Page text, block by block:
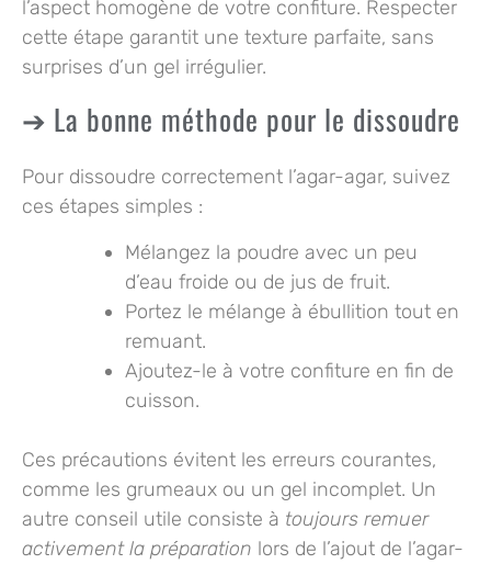
l’aspect homogène de votre confiture. Respecter
cette étape garantit une texture parfaite, sans
surprises d’un gel irrégulier.
La bonne méthode pour le dissoudre
Pour dissoudre correctement l’agar-agar, suivez
ces étapes simples :
Mélangez la poudre avec un peu
d’eau froide ou de jus de fruit.
Portez le mélange à ébullition tout en
remuant.
Ajoutez-le à votre confiture en fin de
cuisson.
Ces précautions évitent les erreurs courantes,
comme les grumeaux ou un gel incomplet. Un
autre conseil utile consiste à toujours remuer
activement la préparation lors de l’ajout de l’agar-